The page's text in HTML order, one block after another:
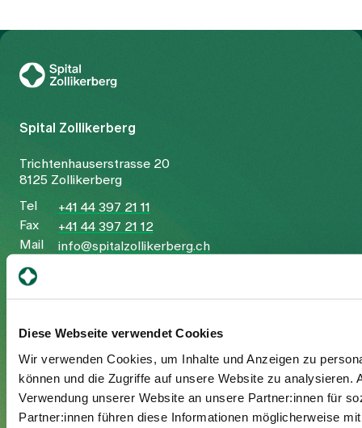
Diese Webseite verwendet Cookies
Wir verwenden Cookies, um Inhalte und Anzeigen zu
können und die Zugriffe auf unsere Website zu
Verwendung unserer Website an unsere Partner:innen für
Partner:innen führen diese Informationen möglicherweise
Ihr Aufenthalt
Austritt
Spital Zollikerberg
Trichtenhauserstrasse 20
8125 Zollikerberg
Tel
+41 44 397 21 11
Fax
+41 44 397 21 12
Mail
info@spitalzollikerberg.ch